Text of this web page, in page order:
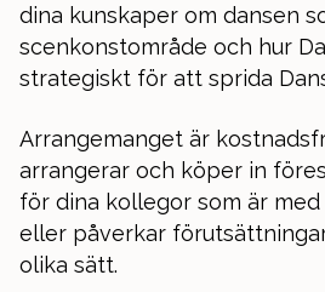
dina kunskaper om dansen
scenkonstområde och hur
strategiskt för att sprida
Arrangemanget är
arrangerar och köper in
för dina kollegor som är
eller påverkar
olika sätt.